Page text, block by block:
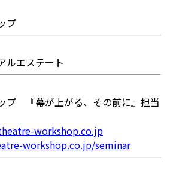
プ
ルエステート
プ 『幕が上がる、その前に』担当
workshop.co.jp
workshop.co.jp/seminar